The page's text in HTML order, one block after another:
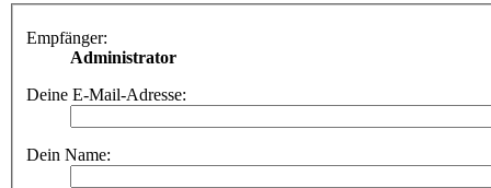
Empfänger:
Administrator
Deine E-Mail-Adresse:
Dein Name: